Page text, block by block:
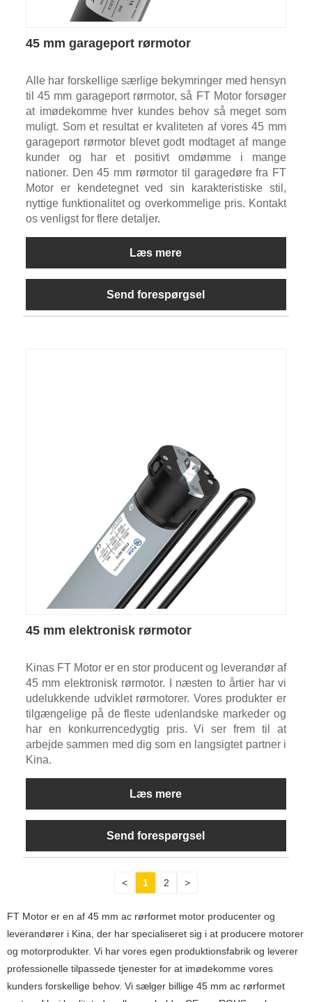
45 mm garageport rørmotor
Alle har forskellige særlige bekymringer med hensyn
til 45 mm garageport rørmotor, så FT Motor forsøger
at imødekomme hver kundes behov så meget som
muligt. Som et resultat er kvaliteten af ​​vores 45 mm
garageport rørmotor blevet godt modtaget af mange
kunder og har et positivt omdømme i mange
nationer. Den 45 mm rørmotor til garagedøre fra FT
Motor er kendetegnet ved sin karakteristiske stil,
nyttige funktionalitet og overkommelige pris. Kontakt
os venligst for flere detaljer.
Læs mere
Send forespørgsel
45 mm elektronisk rørmotor
Kinas FT Motor er en stor producent og leverandør af
45 mm elektronisk rørmotor. I næsten to årtier har vi
udelukkende udviklet rørmotorer. Vores produkter er
tilgængelige på de fleste udenlandske markeder og
har en konkurrencedygtig pris. Vi ser frem til at
arbejde sammen med dig som en langsigtet partner i
Kina.
Læs mere
Send forespørgsel
< 1 2 >
FT Motor er en af ​​45 mm ac rørformet motor producenter og
leverandører i Kina, der har specialiseret sig i at producere motorer
og motorprodukter. Vi har vores egen produktionsfabrik og leverer
professionelle tilpassede tjenester for at imødekomme vores
kunders forskellige behov. Vi sælger billige 45 mm ac rørformet